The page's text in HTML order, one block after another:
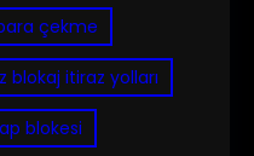
çekme
blokaj itiraz yolları
blokesi